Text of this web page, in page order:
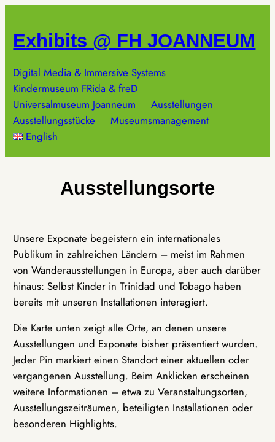
springen
Exhibits @ FH JOANNEUM
Digital Media & Immersive Systems
Kindermuseum FRida & freD
Universalmuseum Joanneum
Ausstellungen
Ausstellungsstücke
Museumsmanagement
English
Ausstellungsorte
Unsere Exponate begeistern ein internationales
Publikum in zahlreichen Ländern – meist im Rahmen
von Wanderausstellungen in Europa, aber auch darüber
hinaus: Selbst Kinder in Trinidad und Tobago haben
bereits mit unseren Installationen interagiert.
Die Karte unten zeigt alle Orte, an denen unsere
Ausstellungen und Exponate bisher präsentiert wurden.
Jeder Pin markiert einen Standort einer aktuellen oder
vergangenen Ausstellung. Beim Anklicken erscheinen
weitere Informationen – etwa zu Veranstaltungsorten,
Ausstellungszeiträumen, beteiligten Installationen oder
besonderen Highlights.